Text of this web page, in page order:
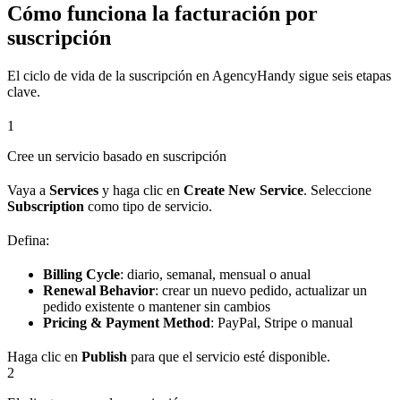
Cómo funciona la facturación por
suscripción
El ciclo de vida de la suscripción en AgencyHandy sigue seis etapas
clave.
1
Cree un servicio basado en suscripción
Vaya a Services y haga clic en Create New Service. Seleccione
Subscription como tipo de servicio.
Defina:
Billing Cycle: diario, semanal, mensual o anual
Renewal Behavior: crear un nuevo pedido, actualizar un
pedido existente o mantener sin cambios
Pricing & Payment Method: PayPal, Stripe o manual
Haga clic en Publish para que el servicio esté disponible.
2